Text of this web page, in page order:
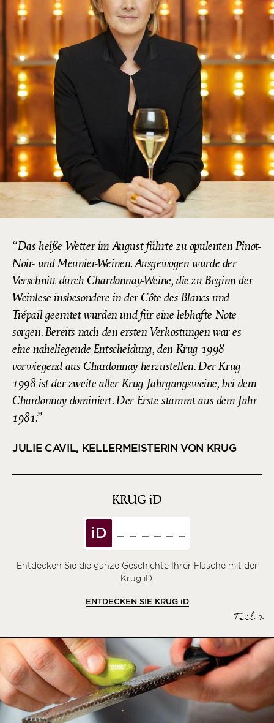
Das heiße Wetter im August führte zu opulenten Pinot-
Noir- und Meunier-Weinen. Ausgewogen wurde der
Verschnitt durch Chardonnay-Weine, die zu Beginn der
Weinlese insbesondere in der Côte des Blancs und
Trépail geerntet wurden und für eine lebhafte Note
sorgen. Bereits nach den ersten Verkostungen war es
eine naheliegende Entscheidung, den Krug 1998
vorwiegend aus Chardonnay herzustellen. Der Krug
1998 ist der zweite aller Krug Jahrgangsweine, bei dem
Chardonnay dominiert. Der Erste stammt aus dem Jahr
1981.
JULIE CAVIL, KELLERMEISTERIN VON KRUG
KRUG iD
iD
Entdecken Sie die ganze Geschichte Ihrer Flasche mit der
Krug iD.
ENTDECKEN SIE KRUG iD
Teil 2